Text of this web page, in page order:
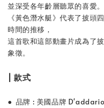
並深受各年齡層聽眾的喜愛。
《黃色潛水艇》代表了披頭
時間的推移，
這首歌和這部動畫片成為了
象徵。
| 款式
● 品牌 : 美國品牌